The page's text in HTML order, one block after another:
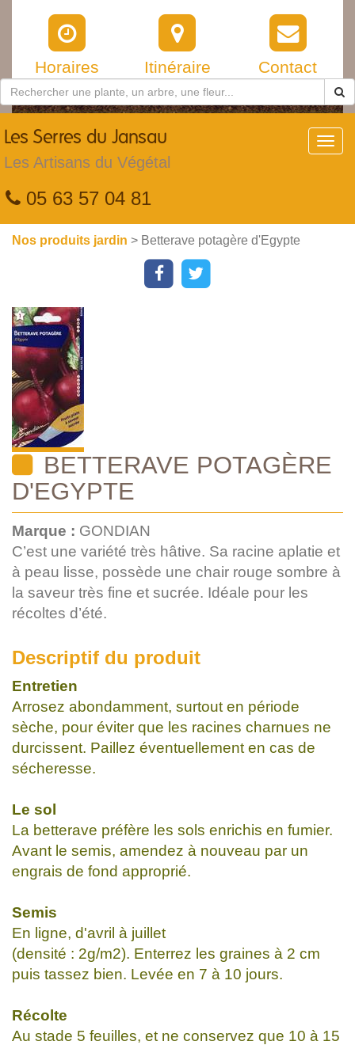
Horaires Itinéraire Contact
Les Serres du Jansau
Les Artisans du Végétal
05 63 57 04 81
Nos produits jardin > Betterave potagère d'Egypte
BETTERAVE POTAGÈRE
D'EGYPTE
Marque : GONDIAN
C’est une variété très hâtive. Sa racine aplatie et
à peau lisse, possède une chair rouge sombre à
la saveur très fine et sucrée. Idéale pour les
récoltes d’été.
Descriptif du produit
Entretien
Arrosez abondamment, surtout en période
sèche, pour éviter que les racines charnues ne
durcissent. Paillez éventuellement en cas de
sécheresse.
Le sol
La betterave préfère les sols enrichis en fumier.
Avant le semis, amendez à nouveau par un
engrais de fond approprié.
Semis
En ligne, d'avril à juillet
(densité : 2g/m2). Enterrez les graines à 2 cm
puis tassez bien. Levée en 7 à 10 jours.
Récolte
Au stade 5 feuilles, et ne conservez que 10 à 15